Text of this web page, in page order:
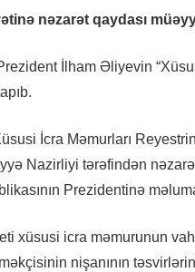
nəzarət qaydası
İlham Əliyevin
İcra Məmurları
Nazirliyi tərəfindən
Prezidentinə
xüsusi icra məmurunun
nişanının